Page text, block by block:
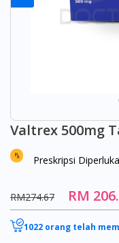
Valtrex 500mg
Preskripsi
RM274.67 RM
1022 orang telah